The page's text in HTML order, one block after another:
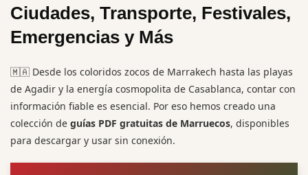
Ciudades, Transporte, Festivales,
Emergencias y Más
🇲🇦 Desde los coloridos zocos de Marrakech hasta las playas
de Agadir y la energía cosmopolita de Casablanca, contar con
información fiable es esencial. Por eso hemos creado una
colección de guías PDF gratuitas de Marruecos, disponibles
para descargar y usar sin conexión.